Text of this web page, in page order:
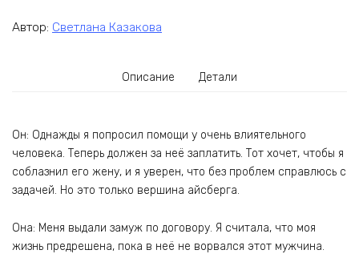
Автор: Светлана Казакова
Описание Детали
Он: Однажды я попросил помощи у очень влиятельного
человека. Теперь должен за неё заплатить. Тот хочет, чтобы я
соблазнил его жену, и я уверен, что без проблем справлюсь с
задачей. Но это только вершина айсберга.
Она: Меня выдали замуж по договору. Я считала, что моя
жизнь предрешена, пока в неё не ворвался этот мужчина.